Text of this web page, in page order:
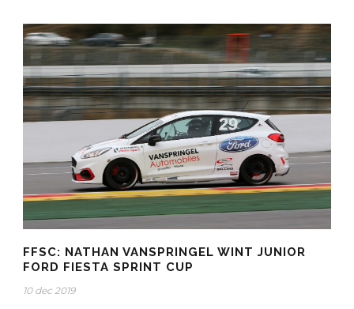
FFSC: NATHAN VANSPRINGEL WINT JUNIOR
FORD FIESTA SPRINT CUP
10 dec 2019